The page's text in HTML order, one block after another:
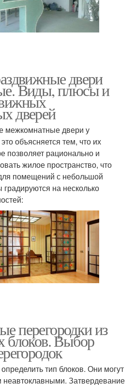
двери
Виды, плюсы и
дверей
межкомнатные двери у
объясняется тем, что их
позволяет рационально и
жилое пространство, что
помещений с небольшой
на несколько
перегородки из
блоков. Выбор
тип блоков. Они могут
Затвердевание